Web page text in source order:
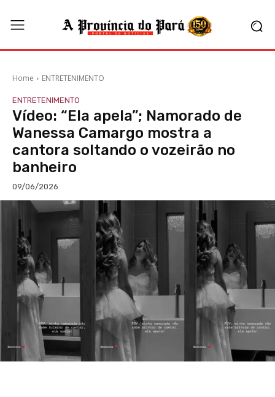
Home ENTRETENIMENTO
ENTRETENIMENTO
Vídeo: “Ela apela”; Namorado de
Wanessa Camargo mostra a
cantora soltando o vozeirão no
banheiro
09/06/2026